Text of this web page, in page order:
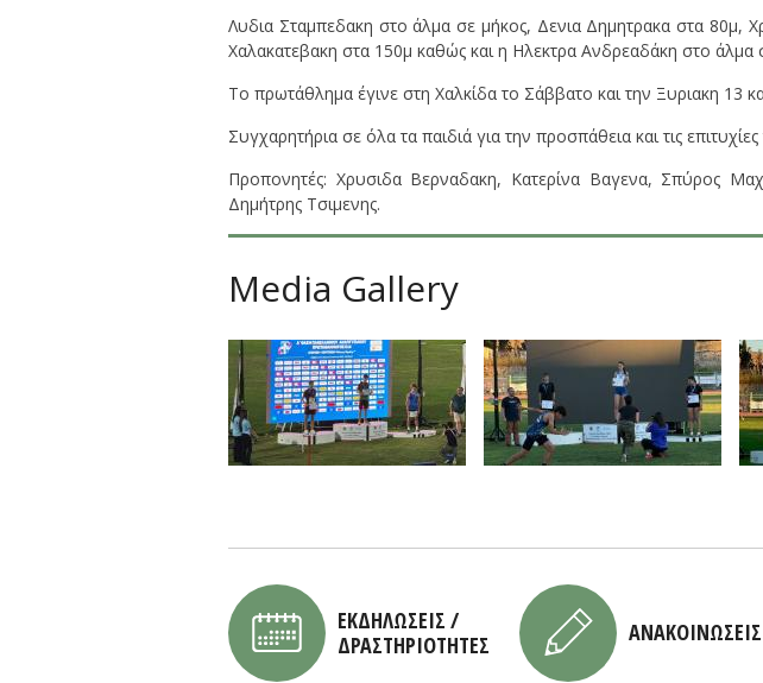
Λυδια Σταμπεδακη στο άλμα σε μήκος, Δενια Δημητρακα στα 80μ,
Χαλακατεβακη στα 150μ καθώς και η Ηλεκτρα Ανδρεαδάκη στο άλμα
Το πρωτάθλημα έγινε στη Χαλκίδα το Σάββατο και την Ξυριακη 13
Συγχαρητήρια σε όλα τα παιδιά για την προσπάθεια και τις επιτυχίες
Προπονητές: Χρυσιδα Βερναδακη, Κατερίνα Βαγενα, Σπύρος
Δημήτρης Τσιμενης.
Media Gallery
ΕΚΔΗΛΩΣΕΙΣ /
ΔΡΑΣΤΗΡΙΟΤΗΤΕΣ
ΑΝΑΚΟΙΝΩΣΕΙΣ